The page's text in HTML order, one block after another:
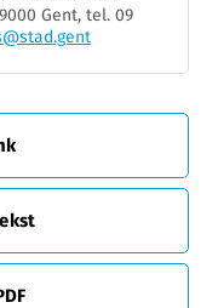
Gent, tel. 09